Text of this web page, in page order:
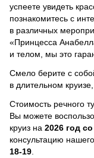
успеете увидеть
познакомитесь с
в различных
«Принцесса
и телом, мы это
Смело берите с
в длительном
Стоимость речного
Вы можете
круиз на 2026 год
консультацию
18-19